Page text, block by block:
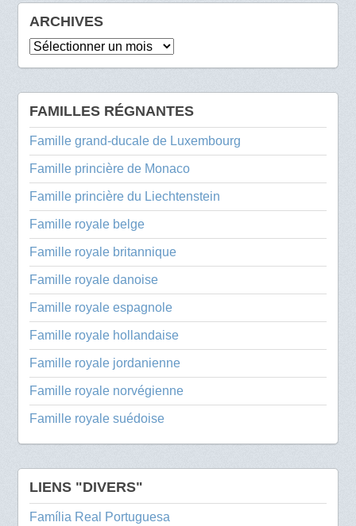
ARCHIVES
Archives
FAMILLES RÉGNANTES
Famille grand-ducale de Luxembourg
Famille princière de Monaco
Famille princière du Liechtenstein
Famille royale belge
Famille royale britannique
Famille royale danoise
Famille royale espagnole
Famille royale hollandaise
Famille royale jordanienne
Famille royale norvégienne
Famille royale suédoise
LIENS "DIVERS"
Família Real Portuguesa